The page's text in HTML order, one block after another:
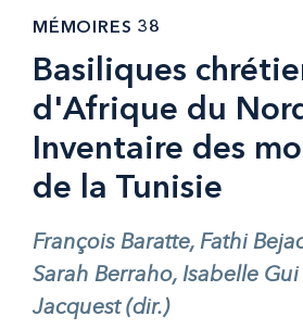
MÉMOIRES 38
Basiliques
d'Afrique du
Inventaire des
de la Tunisie
François Baratte, Fathi
Sarah Berraho, Isabelle
Jacquest (dir.)